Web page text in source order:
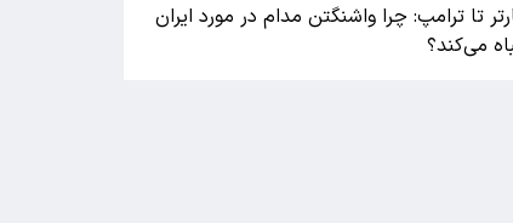
تا ترامپ: چرا واشنگتن مدام در مورد ایران
می‌کند؟